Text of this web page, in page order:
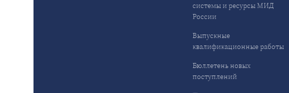
системы и ресурсы МИД
России
Выпускные
квалификационные работы
Бюллетень новых
поступлений